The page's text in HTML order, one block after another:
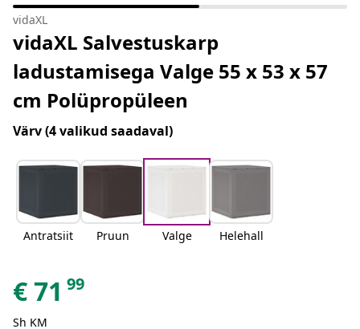
vidaXL
vidaXL Salvestuskarp
ladustamisega Valge 55 x 53 x 57
cm Polüpropüleen
Värv(4 valikud saadaval)
Antratsiit Pruun Valge Helehall
€71 99
Sh KM